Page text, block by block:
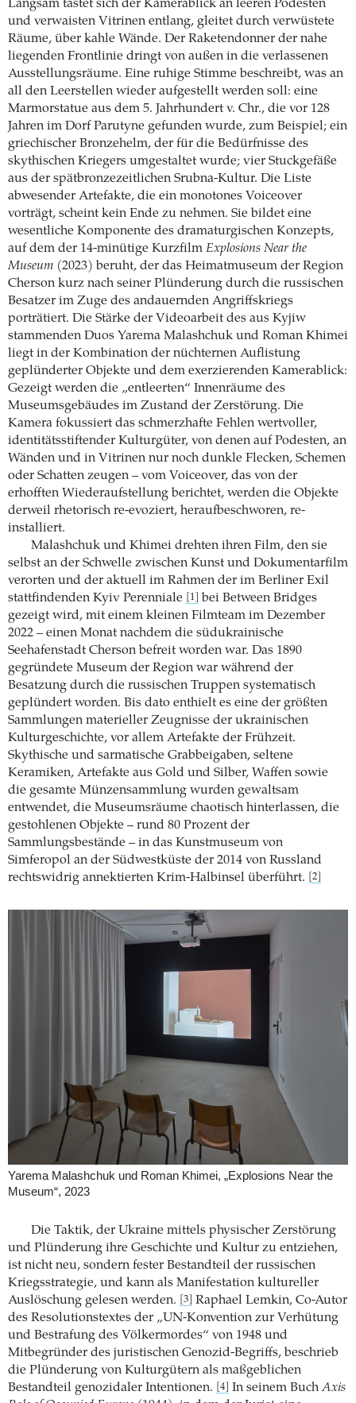
Langsam tastet sich der Kamerablick an leeren Podesten
und verwaisten Vitrinen entlang, gleitet durch verwüstete
Räume, über kahle Wände. Der Raketendonner der nahe
liegenden Frontlinie dringt von außen in die verlassenen
Ausstellungsräume. Eine ruhige Stimme beschreibt, was an
all den Leerstellen wieder aufgestellt werden soll: eine
Marmorstatue aus dem 5. Jahrhundert v. Chr., die vor 128
Jahren im Dorf Parutyne gefunden wurde, zum Beispiel; ein
griechischer Bronzehelm, der für die Bedürfnisse des
skythischen Kriegers umgestaltet wurde; vier Stuckgefäße
aus der spätbronzezeitlichen Srubna-Kultur. Die Liste
abwesender Artefakte, die ein monotones Voiceover
vorträgt, scheint kein Ende zu nehmen. Sie bildet eine
wesentliche Komponente des dramaturgischen Konzepts,
auf dem der 14-minütige Kurzfilm Explosions Near the
Museum (2023) beruht, der das Heimatmuseum der Region
Cherson kurz nach seiner Plünderung durch die russischen
Besatzer im Zuge des andauernden Angriffskriegs
porträtiert. Die Stärke der Videoarbeit des aus Kyjiw
stammenden Duos Yarema Malashchuk und Roman Khimei
liegt in der Kombination der nüchternen Auflistung
geplünderter Objekte und dem exerzierenden Kamerablick:
Gezeigt werden die „entleerten“ Innenräume des
Museumsgebäudes im Zustand der Zerstörung. Die
Kamera fokussiert das schmerzhafte Fehlen wertvoller,
identitätsstiftender Kulturgüter, von denen auf Podesten, an
Wänden und in Vitrinen nur noch dunkle Flecken, Schemen
oder Schatten zeugen – vom Voiceover, das von der
erhofften Wiederaufstellung berichtet, werden die Objekte
derweil rhetorisch re-evoziert, heraufbeschworen, re-
installiert.
Malashchuk und Khimei drehten ihren Film, den sie
selbst an der Schwelle zwischen Kunst und Dokumentarfilm
verorten und der aktuell im Rahmen der im Berliner Exil
stattfindenden Kyiv Perenniale
[1]
bei Between Bridges
gezeigt wird, mit einem kleinen Filmteam im Dezember
2022 – einen Monat nachdem die südukrainische
Seehafenstadt Cherson befreit worden war. Das 1890
gegründete Museum der Region war während der
Besatzung durch die russischen Truppen systematisch
geplündert worden. Bis dato enthielt es eine der größten
Sammlungen materieller Zeugnisse der ukrainischen
Kulturgeschichte, vor allem Artefakte der Frühzeit.
Skythische und sarmatische Grabbeigaben, seltene
Keramiken, Artefakte aus Gold und Silber, Waffen sowie
die gesamte Münzensammlung wurden gewaltsam
entwendet, die Museumsräume chaotisch hinterlassen, die
gestohlenen Objekte – rund 80 Prozent der
Sammlungsbestände – in das Kunstmuseum von
Simferopol an der Südwestküste der 2014 von Russland
rechtswidrig annektierten Krim-Halbinsel überführt.
[2]
Yarema Malashchuk und Roman Khimei, „Explosions Near the
Museum“, 2023
Die Taktik, der Ukraine mittels physischer Zerstörung
und Plünderung ihre Geschichte und Kultur zu entziehen,
ist nicht neu, sondern fester Bestandteil der russischen
Kriegsstrategie, und kann als Manifestation kultureller
Auslöschung gelesen werden.
[3]
Raphael Lemkin, Co-Autor
des Resolutionstextes der „UN-Konvention zur Verhütung
und Bestrafung des Völkermordes“ von 1948 und
Mitbegründer des juristischen Genozid-Begriffs, beschrieb
die Plünderung von Kulturgütern als maßgeblichen
Bestandteil genozidaler Intentionen.
[4] In seinem BuchAxis